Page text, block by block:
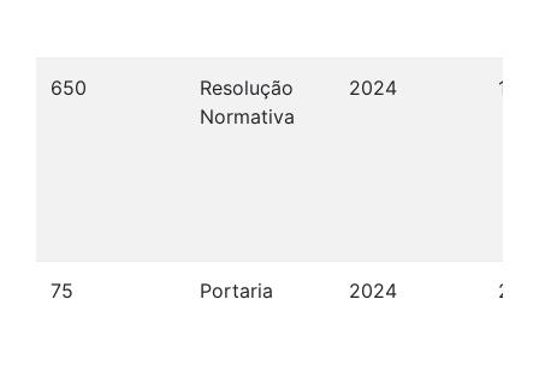
650
Resolução
Normativa
2024 13/
75 Portaria 2024 27/